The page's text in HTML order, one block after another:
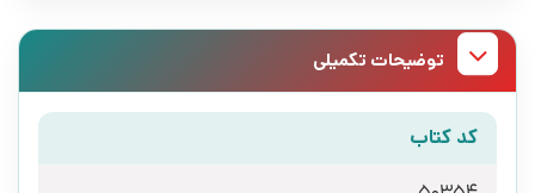
توضیحات تکمیلی
کد کتاب